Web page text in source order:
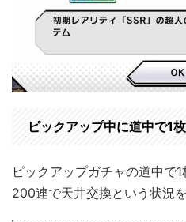
ピックアップ中に道中で1
ピックアップガチャの道中で
200連で天井交換という状況